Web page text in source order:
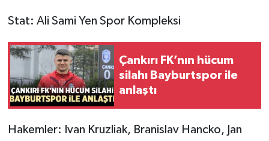
Stat: Ali Sami Yen Spor Kompleksi
Çankırı FK’nın hücum
silahı Bayburtspor ile
anlaştı
Hakemler: Ivan Kruzliak, Branislav Hancko, Jan